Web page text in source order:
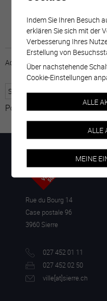
Accueil horaire emploi
Powered by Google
Rue du Bourg 14
Case postale 96
3960 Sierre
027 452 01 11
027 452 02 50
ville[at]sierre.ch
Indem Sie Ihren Besuch
erklären Sie sich mit der
Verbesserung Ihres
Erstellung von
Über nachstehende
Cookie-Einstellungen
ALLE
ALLE
MEINE